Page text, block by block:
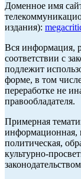
Доменное имя
издания):
Вся информация,
соответствии с
подлежит
форме, в том
переработке не
правообладателя.
Примерная
информационная,
политическая,
культурно-